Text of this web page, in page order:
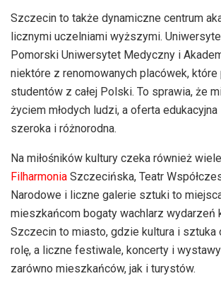
Szczecin to także dynamiczne centrum
licznymi uczelniami wyższymi.
Pomorski Uniwersytet Medyczny i
niektóre z renomowanych placówek, które
studentów z całej Polski. To sprawia, że
życiem młodych ludzi, a oferta
szeroka i różnorodna.
Na miłośników kultury czeka również
Filharmonia Szczecińska, Teatr
Narodowe i liczne galerie sztuki to
mieszkańcom bogaty wachlarz wydarzeń
Szczecin to miasto, gdzie kultura i sztuka
rolę, a liczne festiwale, koncerty i
zarówno mieszkańców, jak i turystów.